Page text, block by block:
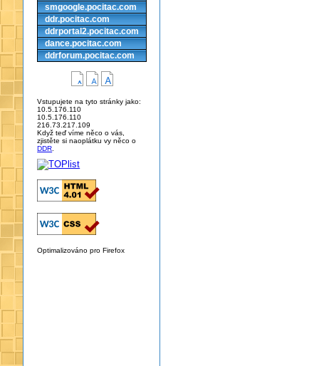
smgoogle.pocitac.com
ddr.pocitac.com
ddrportal2.pocitac.com
dance.pocitac.com
ddrforum.pocitac.com
Vstupujete na tyto stránky jako:
10.5.176.110
10.5.176.110
216.73.217.109
Když teď víme něco o vás,
zjistěte si naoplátku vy něco o
DDR
Optimalizováno pro Firefox